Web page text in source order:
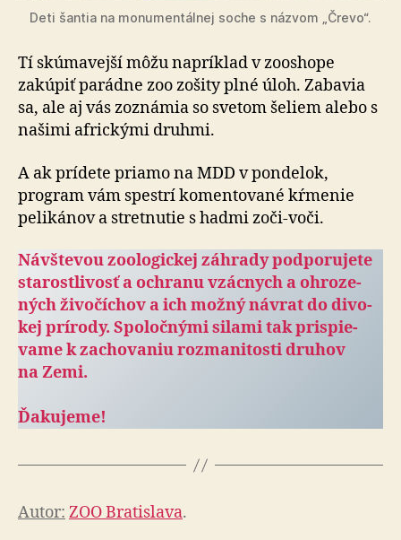
Deti šantia na monumentálnej soche s názvom „Črevo“.
Tí skúmavejší môžu napríklad v zooshope
zakúpiť pa­rád­ne zoo zošity plné úloh. Zabavia
sa, ale aj vás zoznámia so svetom šeliem alebo s
našimi africkými druhmi.
A ak prídete priamo na MDD v pondelok,
program vám spestrí komentované kŕmenie
pelikánov a stretnutie s had­mi zoči-voči.
Návštevou zoologickej záhrady pod­po­ru­je­te
sta­rostli­vosť a och­ranu vzácnych a ohro­ze­
ných ži­vo­čí­chov a ich možný návrat do di­vo­
kej prí­rody. Spo­loč­nými silami tak prispie­
vame k za­cho­va­niu roz­ma­ni­tosti druhov
na Zemi.
Ďakujeme!
Autor: ZOO Bratislava.